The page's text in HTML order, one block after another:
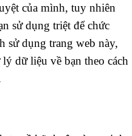
của mình, tuy nhiên
sử dụng triệt để chức
sử dụng trang web này,
dữ liệu về bạn theo cách